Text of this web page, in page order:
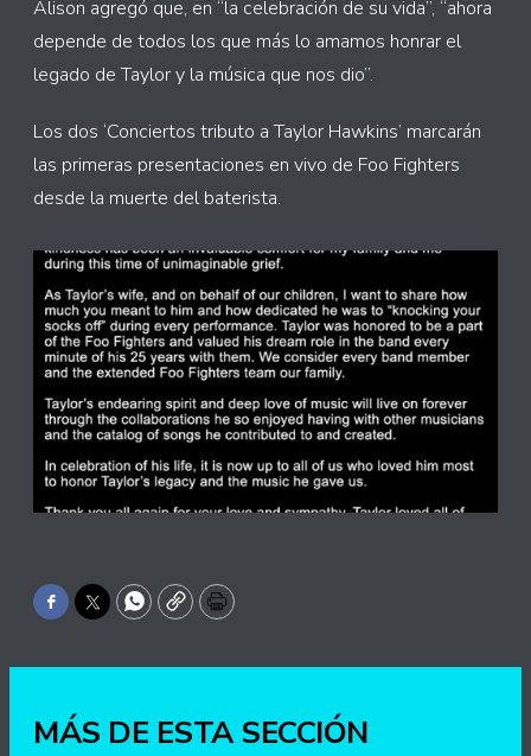
Alison agregó que, en “la celebración de su vida”, “ahora
depende de todos los que más lo amamos honrar el
legado de Taylor y la música que nos dio”.
Los dos ‘Conciertos tributo a Taylor Hawkins’ marcarán
las primeras presentaciones en vivo de Foo Fighters
desde la muerte del baterista.
Facebook
TwitterWhatsApp
CopyPrint
MÁS DE ESTA SECCIÓN